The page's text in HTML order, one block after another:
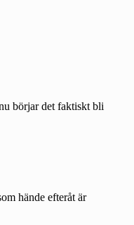
börjar det faktiskt bli
hände efteråt är